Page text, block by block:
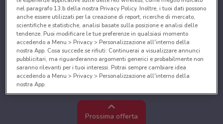
Prossima offerta
nel paragrafo 13.b della nostra Privacy Policy. Inoltre, i tuoi dati possono
anche essere utilizzati per la creazione di report, ricerche di mercato,
scientifiche e statistiche, analisi basate sulla posizione e analisi delle
tendenze. Puoi modificare le tue preferenze in qualsiasi momento
accedendo a Menu > Privacy > Personalizzazione all'interno della
nostra App. Cosa succede se rifiuti: Continuerai a visualizzare annunci
pubblicitari, ma riguarderanno argomenti generici e probabilmente non
saranno rilevanti per i tuoi interessi. Potrai sempre cambiare idea
accedendo a Menu > Privacy > Personalizzazione all'interno della
nostra App.
Noi e i nostri partner trattiamo i dati per fornire:
Utilizzare dati di geolocalizzazione precisi. Scansione attiva delle
caratteristiche del dispositivo ai fini dell’identificazione. Archiviare